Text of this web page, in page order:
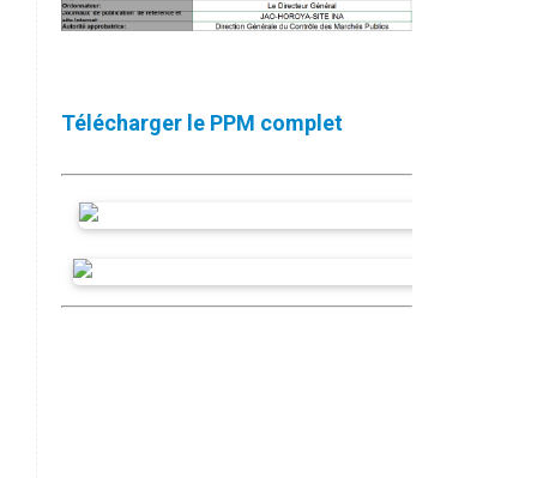
Télécharger le PPM complet